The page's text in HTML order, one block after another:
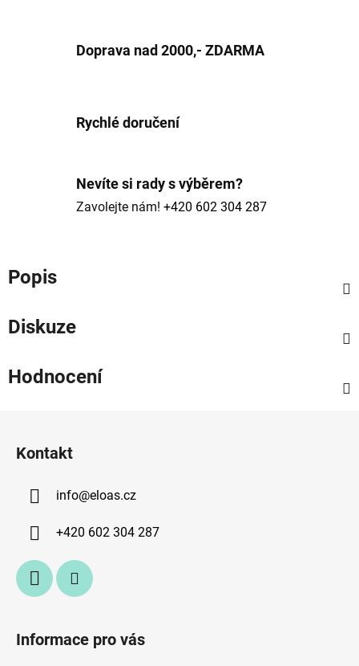
Doprava nad 2000,- ZDARMA
Rychlé doručení
Nevíte si rady s výběrem?
Zavolejte nám! +420 602 304 287
Popis
Diskuze
Hodnocení
Kontakt
info@eloas.cz
+420 602 304 287
Informace pro vás